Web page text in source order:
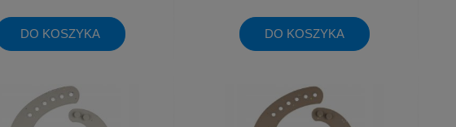
DO KOSZYKA DO KOSZYKA